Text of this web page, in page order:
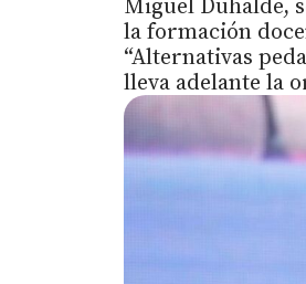
la formación
“Alternativas
lleva adelante la